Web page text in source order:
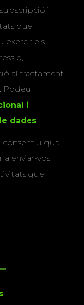
i
que
exercir els
al tractament
Podeu
i
dades.
consentiu que
a enviar-vos
que